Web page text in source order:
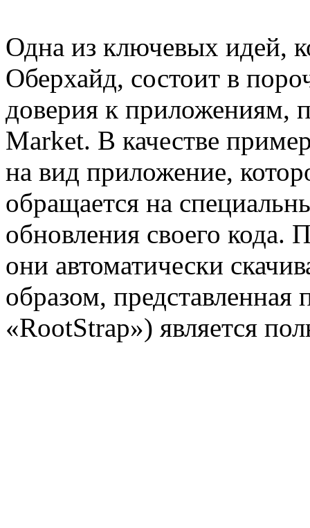
Одна из ключевых идей,
Оберхайд, состоит в
доверия к приложениям,
Market. В качестве
на вид приложение,
обращается на
обновления своего кода.
они автоматически
образом, представленная
«RootStrap») является